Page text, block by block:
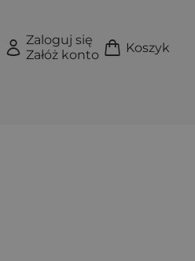
Zaloguj się
Załóż konto
Koszyk